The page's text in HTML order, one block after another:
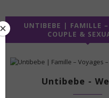
UNTIBEBE | FAMILLE –
COUPLE &
Untibebe -